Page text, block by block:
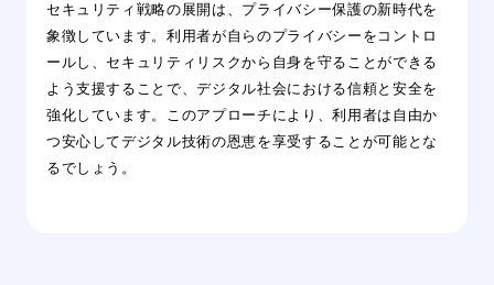
セキュリティ戦略の展開は、プライバシー保護の新時代を
象徴しています。利用者が自らのプライバシーをコントロ
ールし、セキュリティリスクから自身を守ることができる
よう支援することで、デジタル社会における信頼と安全を
強化しています。このアプローチにより、利用者は自由か
つ安心してデジタル技術の恩恵を享受することが可能とな
るでしょう。